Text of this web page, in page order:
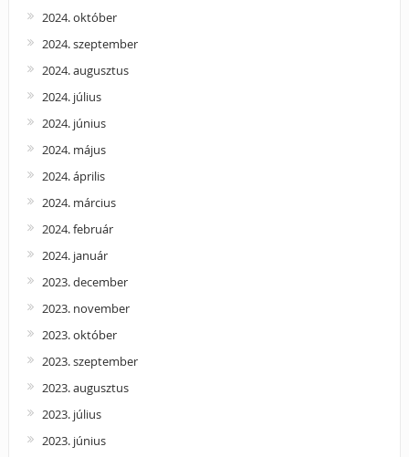
2024. október
2024. szeptember
2024. augusztus
2024. július
2024. június
2024. május
2024. április
2024. március
2024. február
2024. január
2023. december
2023. november
2023. október
2023. szeptember
2023. augusztus
2023. július
2023. június